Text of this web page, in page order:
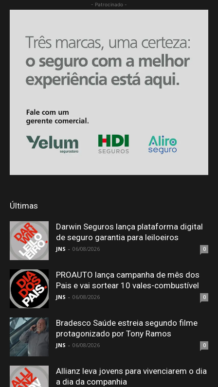
- Patrocinado -
Últimas
Darwin Seguros lança plataforma digital
de seguro garantia para leiloeiros
JNS - 06/08/2026 0
PROAUTO lança campanha de mês dos
Pais e vai sortear 10 vales-combustível
JNS - 06/08/2026 0
Bradesco Saúde estreia segundo filme
protagonizado por Tony Ramos
JNS - 06/08/2026 0
Allianz leva jovens para vivenciarem o dia
a dia da companhia